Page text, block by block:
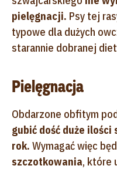
pielęgnacji. Psy tej
typowe dla dużych
starannie dobranej
Pielęgnacja
Obdarzone obfitym
gubić dość duże ilości
rok. Wymagać więc
szczotkowania, które